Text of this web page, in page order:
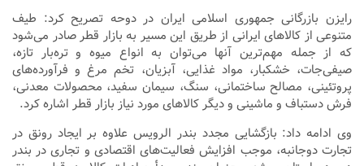
رایزن بازرگانی جمهوری اسلامی ایران در دوحه تصریح کرد: طیف
متنوعی از کالاهای ایرانی از طریق این مسیر به بازار قطر صادر می‌شود
که از جمله مهم‌ترین آنها می‌توان به انواع میوه و تره‌بار تازه،
صیفی‌جات، خشکبار، مواد غذایی، آبزیان، تخم مرغ و فرآورده‌های
پروتئینی، مصالح ساختمانی، سنگ، سیمان سفید، محصولات معدنی،
فرش دستباف و ماشینی و دیگر کالاهای مورد نیاز بازار قطر اشاره کرد.
وی ادامه داد: بازگشایی مجدد بندر الرویس علاوه بر ایجاد رونق در
تجارت دوجانبه، موجب افزایش فعالیت‌های اقتصادی و تجاری در بندر